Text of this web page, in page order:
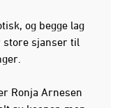
og begge lag
sjanser til
Ronja Arnesen